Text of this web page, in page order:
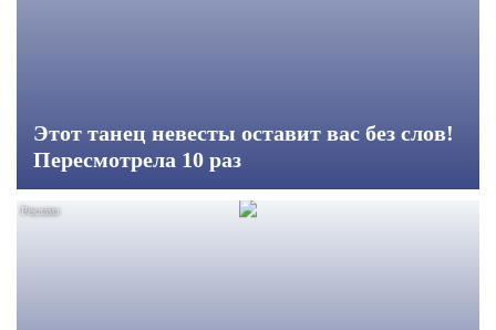
Этот танец невесты оставит вас без слов!
Пересмотрела 10 раз